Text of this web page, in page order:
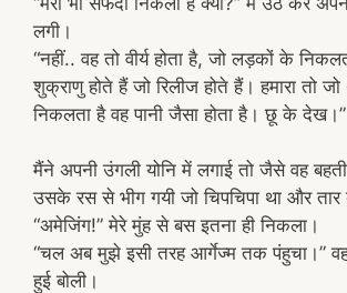
लगी।
“नहीं.. वह तो वीर्य होता है, जो लड़कों के
शुक्राणु होते हैं जो रिलीज होते हैं। हमारा तो जो
निकलता है वह पानी जैसा होता है। छू के देख।”
मैंने अपनी उंगली योनि में लगाई तो जैसे वह
उसके रस से भीग गयी जो चिपचिपा था और तार
“अमेजिंग!” मेरे मुंह से बस इतना ही निकला।
“चल अब मुझे इसी तरह आर्गेज्म तक पंहुचा।”
हुई बोली।